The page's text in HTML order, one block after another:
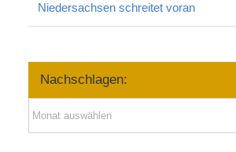
Niedersachsen schreitet voran
Nachschlagen: